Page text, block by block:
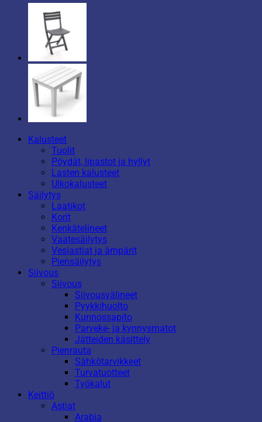
Kalusteet
Tuolit
Pöydät, lipastot ja hyllyt
Lasten kalusteet
Ulkokalusteet
Säilytys
Laatikot
Korit
Kenkätelineet
Vaatesäilytys
Vesiastiat ja ämpärit
Piensäilytys
Siivous
Siivous
Siivousvälineet
Pyykkihuolto
Kunnossapito
Parveke- ja kynnysmatot
Jätteiden käsittely
Pienrauta
Sähkötarvikkeet
Turvatuotteet
Työkalut
Keittiö
Astiat
Arabia